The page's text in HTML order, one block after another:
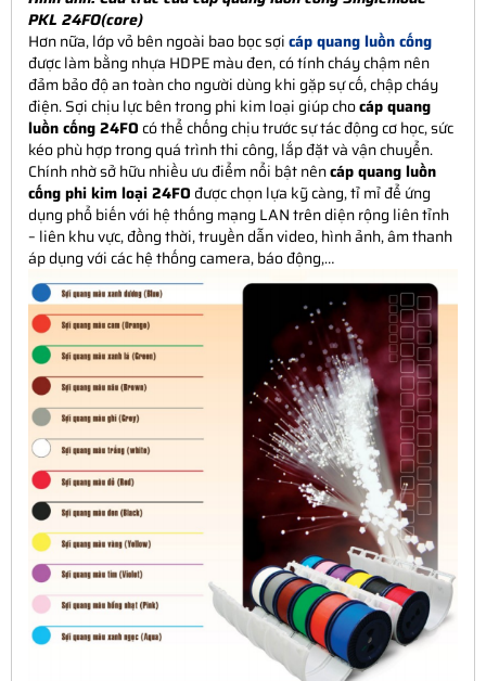
PKL 24FO(core)
Hơn nữa, lớp vỏ bên ngoài bao bọc sợicáp quang luồn cống
được làm bằng nhựa HDPE màu đen, có tính cháy chậm nên
đảm bảo độ an toàn cho người dùng khi gặp sự cố, chập cháy
điện. Sợi chịu lực bên trong phi kim loại giúp chocáp quang
luồn cống 24FO có thể chống chịu trước sự tác động cơ học, sức
kéo phù hợp trong quá trình thi công, lắp đặt và vận chuyển.
Chính nhờ sở hữu nhiều ưu điểm nổi bật nêncáp quang luồn
cống phi kim loại 24FO được chọn lựa kỹ càng, tỉ mỉ để ứng
dụng phổ biến với hệ thống mạng LAN trên diện rộng liên tỉnh
– liên khu vực, đồng thời, truyền dẫn video, hình ảnh, âm thanh
áp dụng với các hệ thống camera, báo động,…